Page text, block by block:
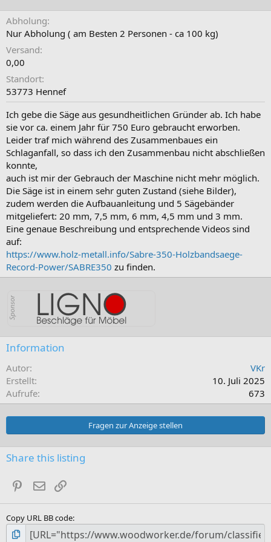
Abholung
Nur Abholung ( am Besten 2 Personen - ca 100 kg)
Versand
0,00
Standort
53773 Hennef
Ich gebe die Säge aus gesundheitlichen Gründer ab. Ich habe
sie vor ca. einem Jahr für 750 Euro gebraucht erworben.
Leider traf mich während des Zusammenbaues ein
Schlaganfall, so dass ich den Zusammenbau nicht abschließen
konnte,
auch ist mir der Gebrauch der Maschine nicht mehr möglich.
Die Säge ist in einem sehr guten Zustand (siehe Bilder),
zudem werden die Aufbauanleitung und 5 Sägebänder
mitgeliefert: 20 mm, 7,5 mm, 6 mm, 4,5 mm und 3 mm.
Eine genaue Beschreibung und entsprechende Videos sind
auf:
https://www.holz-metall.info/Sabre-350-Holzbandsaege-
Record-Power/SABRE350 zu finden.
Information
Autor
VKr
Erstellt
10. Juli 2025
Aufrufe
673
Fragen zur Anzeige stellen
Share this listing
Pinterest
E-Mail
Copy URL BB code